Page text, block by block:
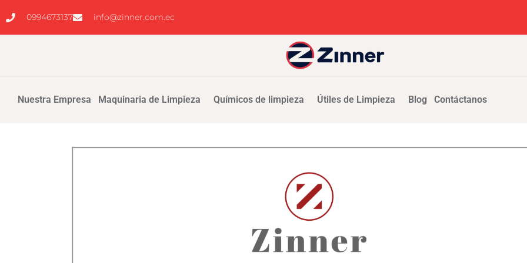
0994673137 info@zinner.com.ec
Nuestra Empresa Maquinaria de Limpieza Químicos de limpieza Útiles de Limpieza Blog Contáctanos